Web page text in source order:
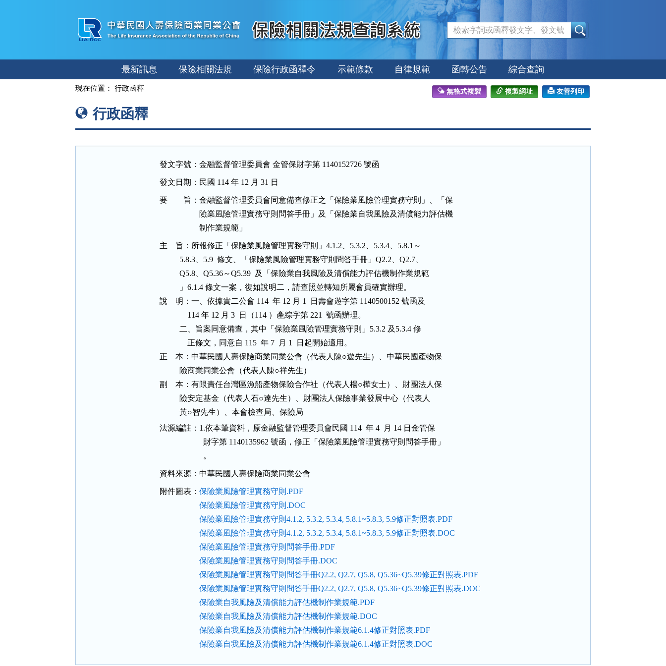
容
最新訊息 保險相關法規 保險行政函釋令 示範條款 自律規範 函轉公告 綜合查詢
現在位置： 行政函釋 無格式複製 複製網址 友善列印
行政函釋
發文字號： 金融監督管理委員會 金管保財字第 1140152726 號函
發文日期： 民國 114 年 12 月 31 日
要 旨： 金融監督管理委員會同意備查修正之「保險業風險管理實務守則」、「保
險業風險管理實務守則問答手冊」及「保險業自我風險及清償能力評估機
主    旨：所報修正「保險業風險管理實務守則」4.1.2、5.3.2、5.3.4、5.8.1～
          5.8.3、5.9  條文、「保險業風險管理實務守則問答手冊」Q2.2、Q2.7、
          Q5.8、Q5.36～Q5.39  及「保險業自我風險及清償能力評估機制作業規範
          」6.1.4 條文一案，復如說明二，請查照並轉知所屬會員確實辦理。
說    明：一、依據貴二公會 114  年 12 月 1  日壽會遊字第 1140500152 號函及
              114 年 12 月 3  日（114 ）產綜字第 221  號函辦理。
          二、旨案同意備查，其中「保險業風險管理實務守則」5.3.2 及5.3.4 修
              正條文，同意自 115  年 7  月 1  日起開始適用。
正    本：中華民國人壽保險商業同業公會（代表人陳○遊先生）、中華民國產物保
          險商業同業公會（代表人陳○祥先生）
副    本：有限責任台灣區漁船產物保險合作社（代表人楊○樺女士）、財團法人保
          險安定基金（代表人石○達先生）、財團法人保險事業發展中心（代表人
法源編註： 1.依本筆資料，原金融監督管理委員會民國 114  年 4  月 14 日金管保
  財字第 1140135962 號函，修正「保險業風險管理實務守則問答手冊」
  。
資料來源： 中華民國人壽保險商業同業公會
附件圖表： 保險業風險管理實務守則.PDF
保險業風險管理實務守則.DOC
保險業風險管理實務守則4.1.2, 5.3.2, 5.3.4, 5.8.1~5.8.3, 5.9修正對照表.PDF
保險業風險管理實務守則4.1.2, 5.3.2, 5.3.4, 5.8.1~5.8.3, 5.9修正對照表.DOC
保險業風險管理實務守則問答手冊.PDF
保險業風險管理實務守則問答手冊.DOC
保險業風險管理實務守則問答手冊Q2.2, Q2.7, Q5.8, Q5.36~Q5.39修正對照表.PDF
保險業風險管理實務守則問答手冊Q2.2, Q2.7, Q5.8, Q5.36~Q5.39修正對照表.DOC
保險業自我風險及清償能力評估機制作業規範.PDF
保險業自我風險及清償能力評估機制作業規範.DOC
保險業自我風險及清償能力評估機制作業規範6.1.4修正對照表.PDF
保險業自我風險及清償能力評估機制作業規範6.1.4修正對照表.DOC